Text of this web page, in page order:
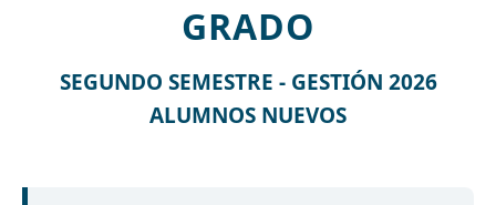
GRADO
SEGUNDO SEMESTRE - GESTIÓN 2026
ALUMNOS NUEVOS